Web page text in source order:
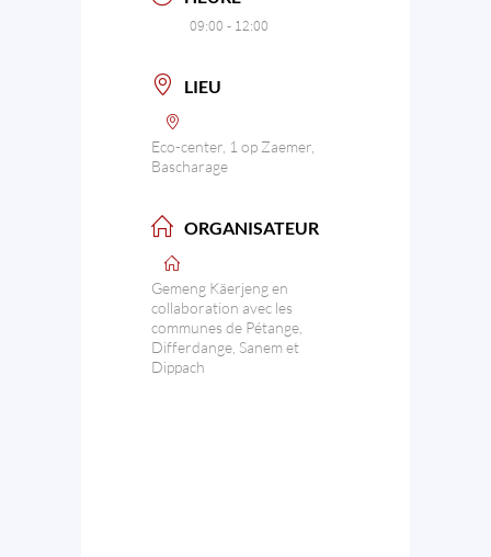
09:00 - 12:00
LIEU
Eco-center, 1 op Zaemer,
Bascharage
ORGANISATEUR
Gemeng Käerjeng en
collaboration avec les
communes de Pétange,
Differdange, Sanem et
Dippach